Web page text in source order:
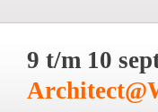
9 t/m 10